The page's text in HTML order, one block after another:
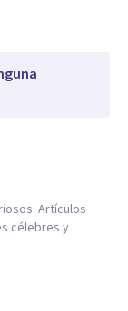
Artículos
célebres y